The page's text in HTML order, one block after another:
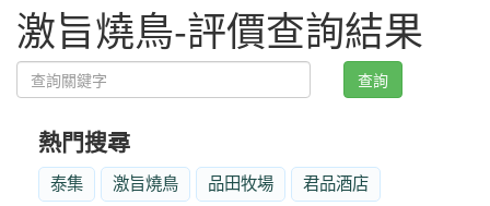
激旨燒鳥-評價查詢結果
查詢
熱門搜尋
泰集 激旨燒鳥 品田牧場 君品酒店